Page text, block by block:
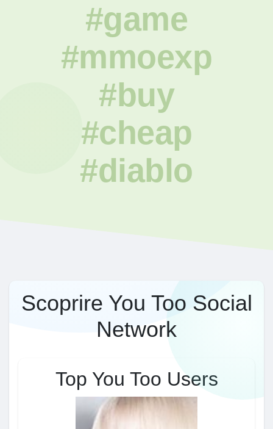
#game
#mmoexp
#buy
#cheap
#diablo
Scoprire You Too Social
Network
Top You Too Users